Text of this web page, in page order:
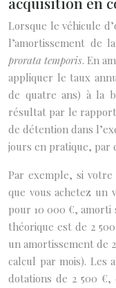
Lorsque le véhicule
l’amortissement de
prorata temporis. En
appliquer le taux
de quatre ans) à la
résultat par le
de détention dans
jours en pratique, par
Par exemple, si votre
que vous achetez un
pour 10 000 €, amorti
théorique est de 2
un amortissement de
calcul par mois). Les
dotations de 2 500